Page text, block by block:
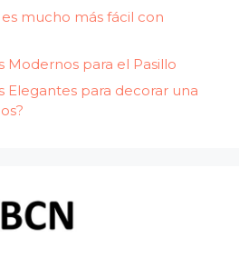
mucho más fácil con
Modernos para el Pasillo
Elegantes para decorar una